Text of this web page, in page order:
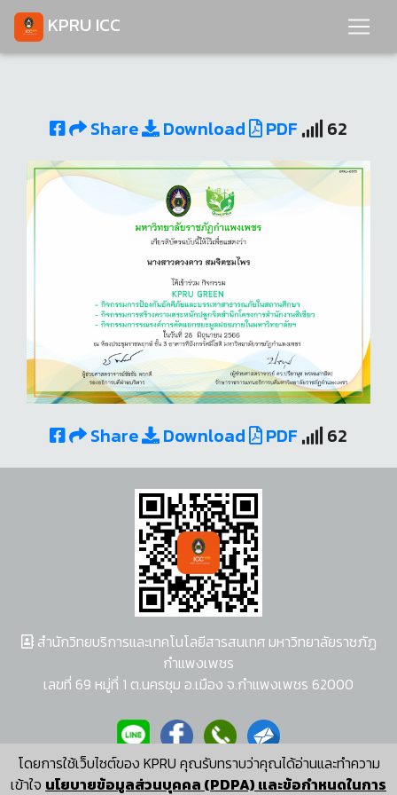
KPRU ICC
Share Download PDF 62
Share Download PDF 62
โดยการใช้เว็บไซต์ของ KPRU คุณรับทราบว่าคุณได้อ่านและทำความ
เข้าใจ นโยบายข้อมูลส่วนบุคคล (PDPA) และข้อกำหนดในการ
สำนักวิทยบริการและเทคโนโลยีสารสนเทศ มหาวิทยาลัยราชภัฏ
กำแพงเพชร
เลขที่ 69 หมู่ที่ 1 ต.นครชุม อ.เมือง จ.กำแพงเพชร 62000
ผู้พัฒนาระบบ อนุชา พวงผกา